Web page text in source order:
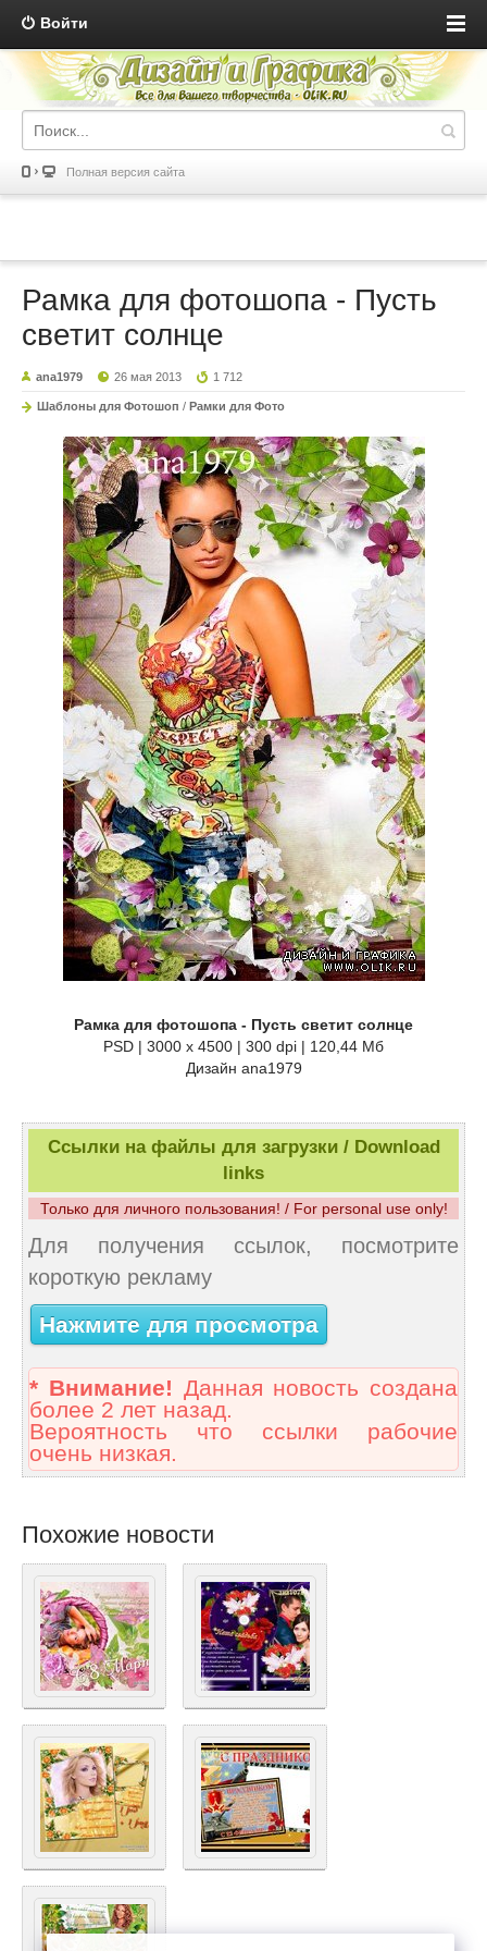
Войти
Полная версия сайта
Рамка для фотошопа - Пусть
светит солнце
ana1979 26 мая 2013 1 712
Шаблоны для Фотошоп / Рамки для Фото
Рамка для фотошопа - Пусть светит солнце
PSD | 3000 x 4500 | 300 dpi | 120,44 Мб
Дизайн аnа1979
Ссылки на файлы для загрузки / Download
links
Только для личного пользования! / For personal use only!
Для получения ссылок, посмотрите
короткую рекламу
Нажмите для просмотра
* Внимание! Данная новость создана
более 2 лет назад.
Вероятность что ссылки рабочие
очень низкая.
Похожие новости